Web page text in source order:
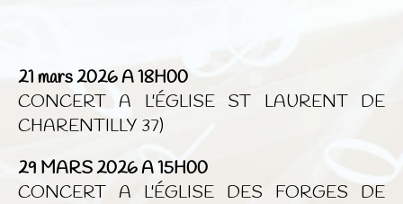
21 mars 2026 A 18H00
CONCERT A L'ÉGLISE ST LAURENT DE
CHARENTILLY 37)
29 MARS 2026 A 15H00
CONCERT A L'ÉGLISE DES FORGES DE